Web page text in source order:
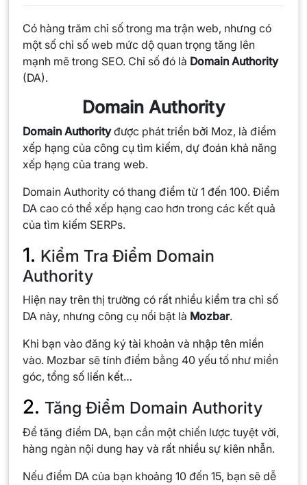
Có hàng trăm chỉ số trong ma trận web, nhưng có
một số chỉ số web mức dộ quan trọng tăng lên
mạnh mẽ trong SEO. Chỉ số đó là Domain Authority
(DA).
Domain Authority
Domain Authorityđược phát triển bởi Moz, là điểm
xếp hạng của công cụ tìm kiếm, dự đoán khả năng
xếp hạng của trang web.
Domain Authority có thang điểm từ 1 đến 100. Điểm
DA cao có thể xếp hạng cao hơn trong các kết quả
của tìm kiếm SERPs.
1. Kiểm Tra Điểm Domain
Authority
Hiện nay trên thị trường có rất nhiều kiểm tra chỉ số
DA này, nhưng công cụ nổi bật là Mozbar.
Khi bạn vào đăng ký tài khoản và nhập tên miền
vào. Mozbar sẽ tính điểm bằng 40 yếu tố như miền
góc, tổng số liến kết…
2. Tăng Điểm Domain Authority
Để tăng điểm DA, bạn cần một chiến lược tuyệt vời,
hàng ngàn nội dung hay và rất nhiều sự kiên nhẫn.
Nếu điểm DA của bạn khoảng 10 đến 15, bạn sẽ dễ